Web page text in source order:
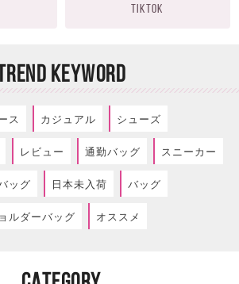
TIKTOK
KEYWORD
ス カジュアル シューズ
レビュー 通勤バッグ スニーカー
ッグ 日本未入荷 バッグ
ルダーバッグ オススメ